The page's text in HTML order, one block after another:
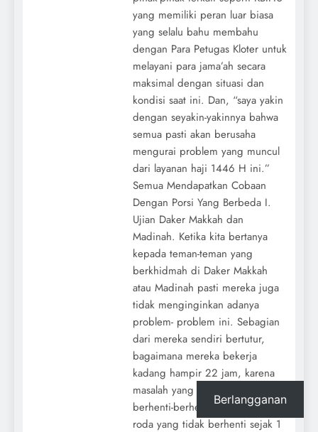
yang memiliki peran luar biasa
yang selalu bahu membahu
dengan Para Petugas Kloter untuk
melayani para jama’ah secara
maksimal dengan situasi dan
kondisi saat ini. Dan, “saya yakin
dengan seyakin-yakinnya bahwa
semua pasti akan berusaha
mengurai problem yang muncul
dari layanan haji 1446 H ini.”
Semua Mendapatkan Cobaan
Dengan Porsi Yang Berbeda I.
Ujian Daker Makkah dan
Madinah. Ketika kita bertanya
kepada teman-teman yang
berkhidmah di Daker Makkah
atau Madinah pasti mereka juga
tidak menginginkan adanya
problem- problem ini. Sebagian
dari mereka sendiri bertutur,
bagaimana mereka bekerja
kadang hampir 22 jam, karena
masalah yang muncul tidak
berhenti-berhenti, ini seperti
roda yang tidak berhenti sejak 1
Berlangganan